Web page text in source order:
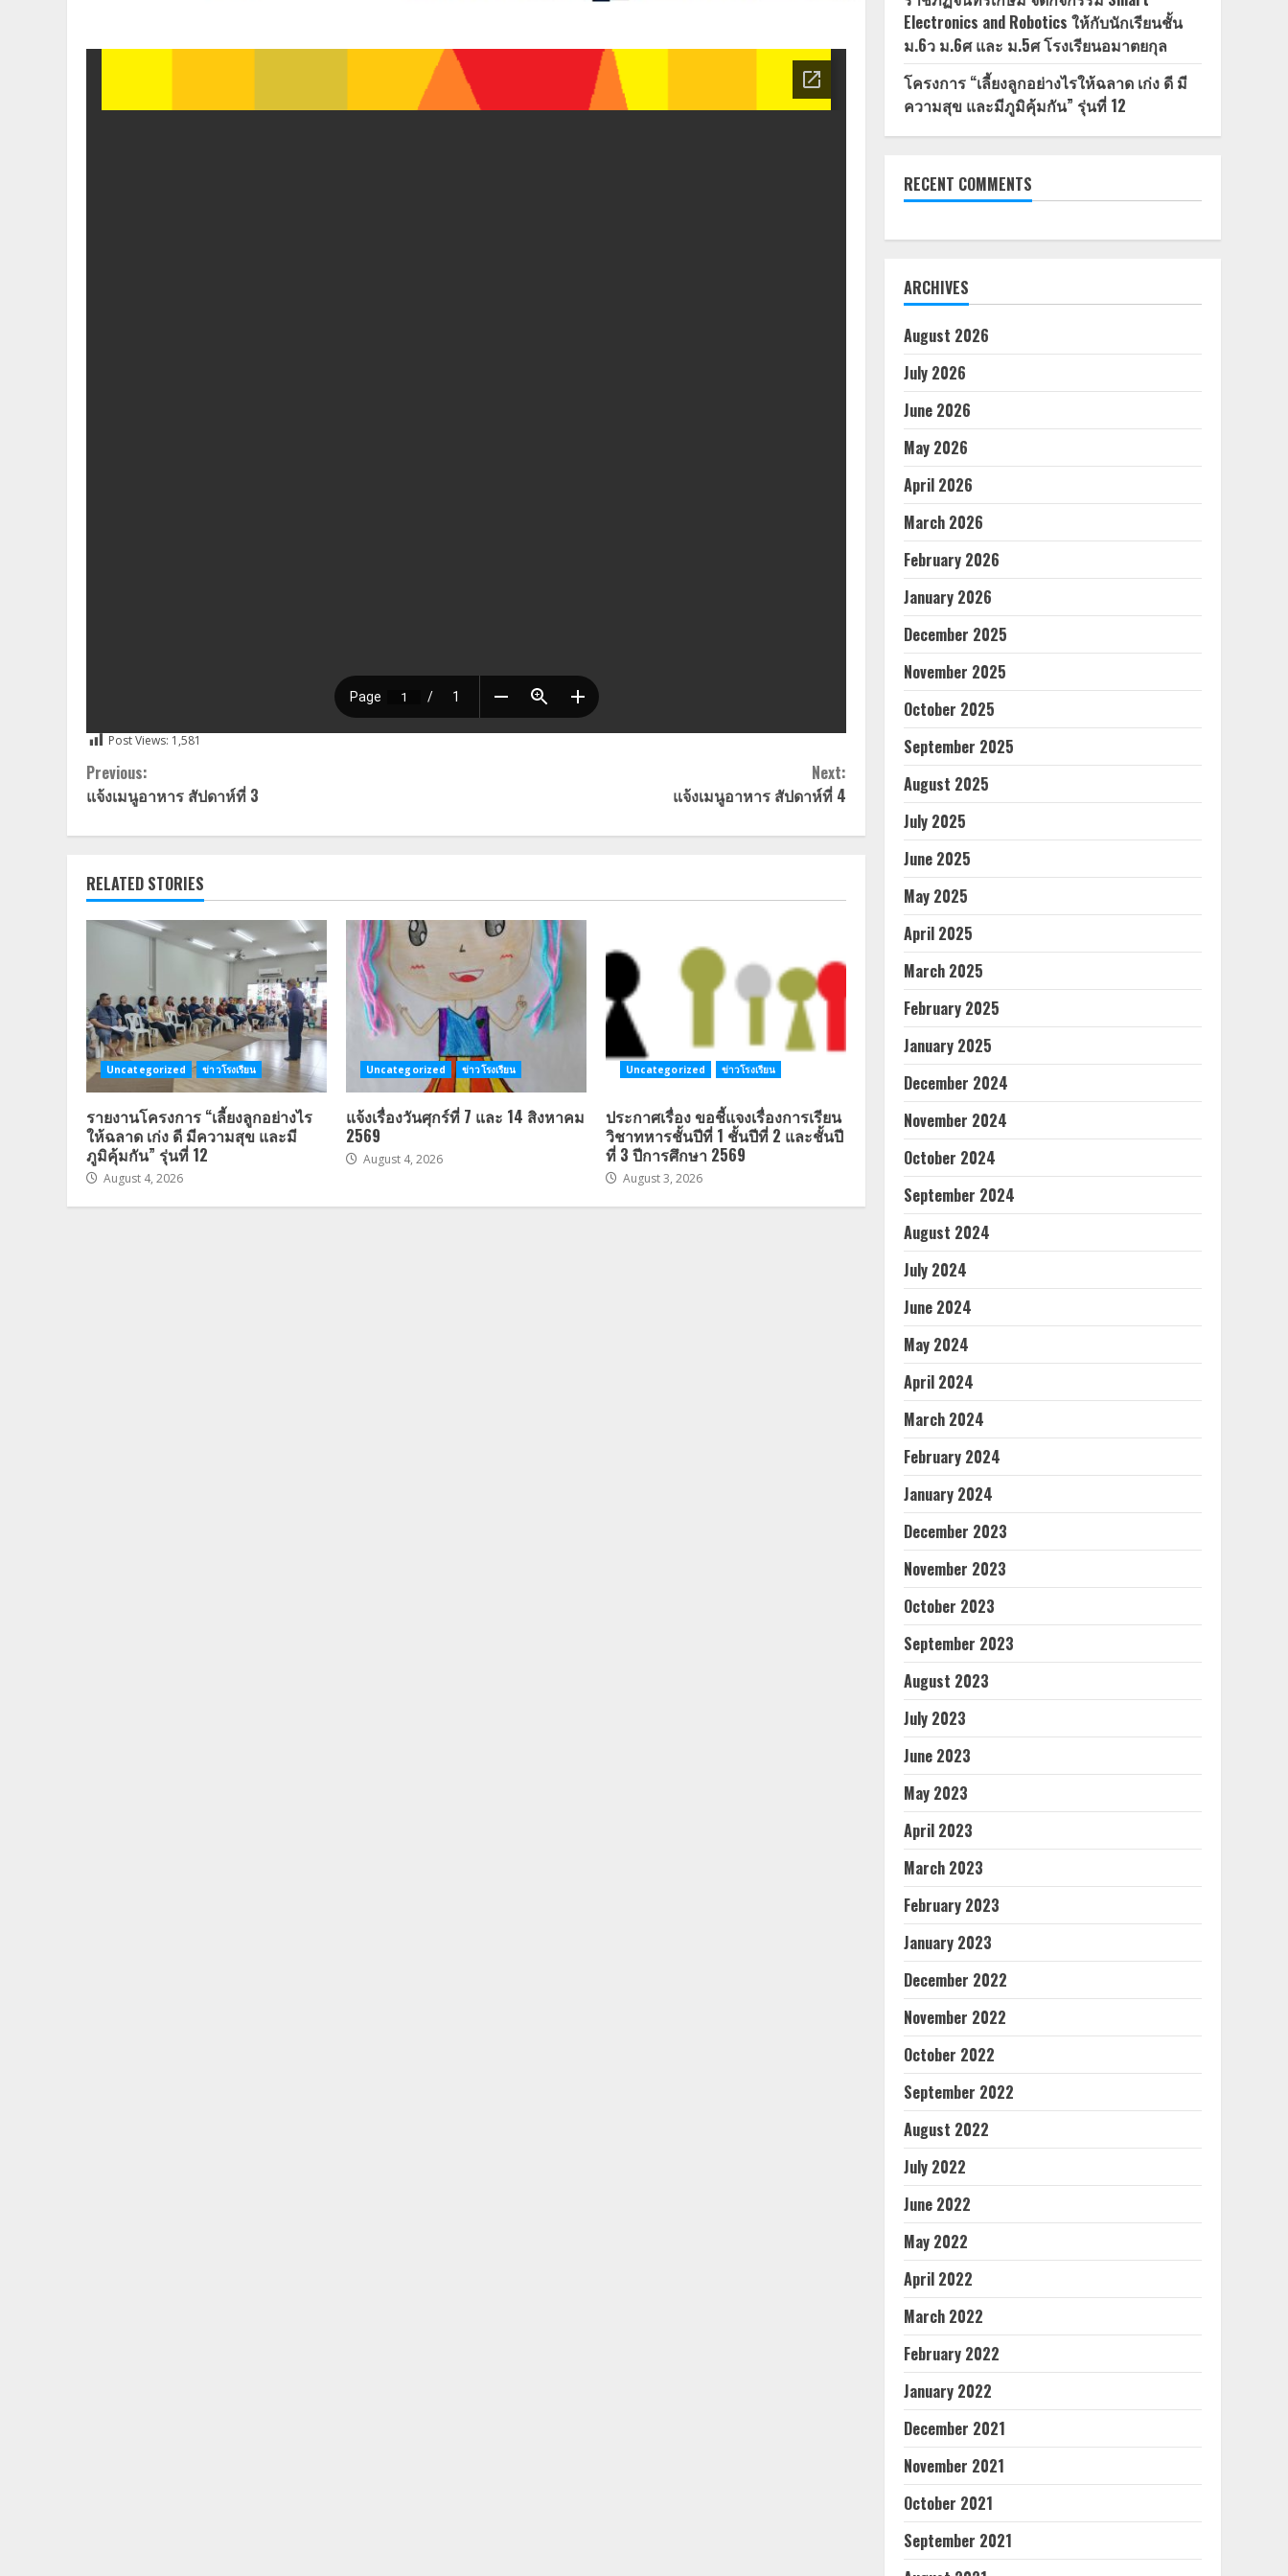
Post Views: 1,581
Continue
Reading
Previous:
แจ้งเมนูอาหาร สัปดาห์ที่ 3
Next:
แจ้งเมนูอาหาร สัปดาห์ที่ 4
RELATED STORIES
Uncategorized ข่าวโรงเรียน
รายงานโครงการ “เลี้ยงลูกอย่างไร
ให้ฉลาด เก่ง ดี มีความสุข และมี
ภูมิคุ้มกัน” รุ่นที่ 12
August 4, 2026
Uncategorized ข่าวโรงเรียน
แจ้งเรื่องวันศุกร์ที่ 7 และ 14 สิงหาคม
2569
August 4, 2026
Uncategorized ข่าวโรงเรียน
ประกาศเรื่อง ขอชี้แจงเรื่องการเรียน
วิชาทหารชั้นปีที่ 1 ชั้นปีที่ 2 และชั้นปี
ที่ 3 ปีการศึกษา 2569
August 3, 2026
Electronics and Robotics ให้กับนักเรียนชั้น
ม.6ว ม.6ศ และ ม.5ศ โรงเรียนอมาตยกุล
โครงการ “เลี้ยงลูกอย่างไรให้ฉลาด เก่ง ดี มี
ความสุข และมีภูมิคุ้มกัน” รุ่นที่ 12
RECENT COMMENTS
ARCHIVES
August 2026
July 2026
June 2026
May 2026
April 2026
March 2026
February 2026
January 2026
December 2025
November 2025
October 2025
September 2025
August 2025
July 2025
June 2025
May 2025
April 2025
March 2025
February 2025
January 2025
December 2024
November 2024
October 2024
September 2024
August 2024
July 2024
June 2024
May 2024
April 2024
March 2024
February 2024
January 2024
December 2023
November 2023
October 2023
September 2023
August 2023
July 2023
June 2023
May 2023
April 2023
March 2023
February 2023
January 2023
December 2022
November 2022
October 2022
September 2022
August 2022
July 2022
June 2022
May 2022
April 2022
March 2022
February 2022
January 2022
December 2021
November 2021
October 2021
September 2021